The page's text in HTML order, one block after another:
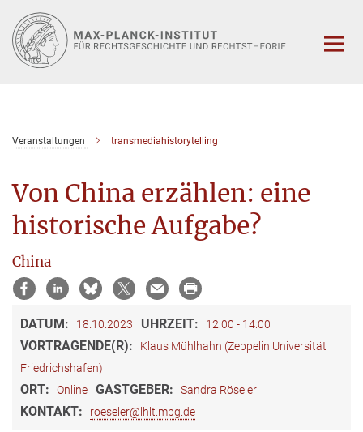
Hauptinhalt
Veranstaltungen transmediahistorytelling
Von China erzählen: eine
historische Aufgabe?
China
DATUM: 18.10.2023 UHRZEIT: 12:00 - 14:00
VORTRAGENDE(R):
Klaus Mühlhahn (Zeppelin Universität
Friedrichshafen)
ORT: Online GASTGEBER: Sandra Röseler
KONTAKT: roeseler@lhlt.mpg.de